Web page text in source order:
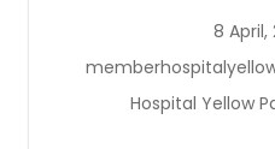
8 April,
Hospital Yellow